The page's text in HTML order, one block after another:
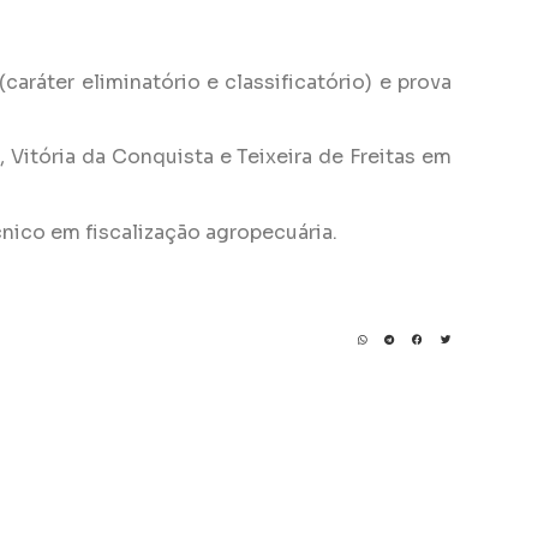
eliminatório e classificatório) e prova
da Conquista e Teixeira de Freitas em
em fiscalização agropecuária.